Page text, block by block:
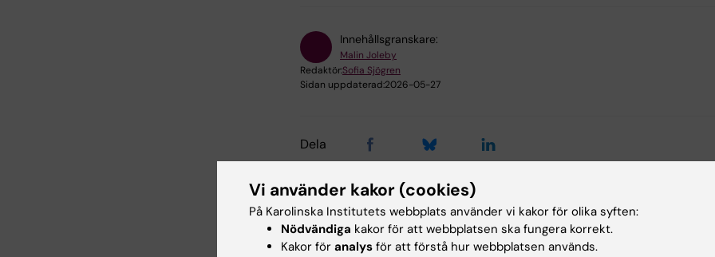
Innehållsgranskare:
Malin Joleby
Redaktör:Sofia Sjögren
Sidan uppdaterad:2026-05-27
Dela
Relaterade events
Vi använder kakor (cookies)
På Karolinska Institutets webbplats använder vi kakor för olika syften:
Nödvändiga kakor för att webbplatsen ska fungera korrekt.
Kakor för analys för att förstå hur webbplatsen används.